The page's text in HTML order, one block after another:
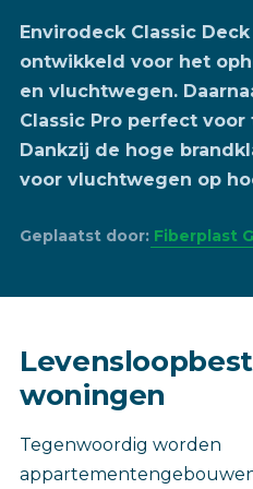
Envirodeck Classic
ontwikkeld voor het
en vluchtwegen.
Classic Pro perfect voor
Dankzij de hoge
voor vluchtwegen op
Geplaatst door: Fiberplast
woningen
Tegenwoordig worden